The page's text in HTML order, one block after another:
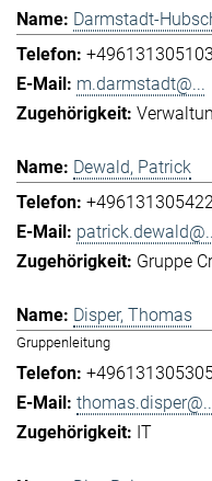
Darmstadt-
m.darmstadt@...
Dewald, Patrick
Gruppe
Disper, Thomas
Gruppenleitung
IT